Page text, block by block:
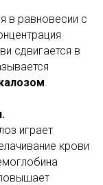
в равновесии с
сдвигается в
.
играет
крови